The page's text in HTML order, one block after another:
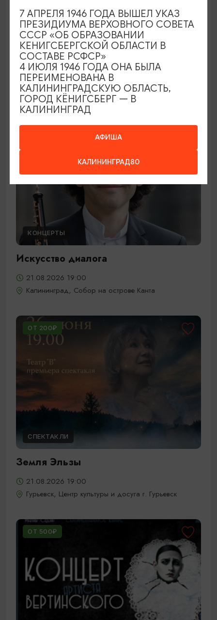
ВЫСТАВКИ
Солнечное притяжение
21.08.2026 - 20.09.2026
Калининград, Музей янтаря
ОТ 1000₽
КОНЦЕРТЫ
Искусство диалога
21.08.2026 19:00
Калининград, Собор на острове Канта
ОТ 200₽
СПЕКТАКЛИ
Земля Эльзы
21.08.2026 19:00
Гурьевск, Центр культуры и досуга г. Гурьевск
ОТ 500₽
АФИША
КАЛИНИНГРАД80
7 АПРЕЛЯ 1946 ГОДА ВЫШЕЛ УКАЗ
ПРЕЗИДИУМА ВЕРХОВНОГО СОВЕТА
СССР «ОБ ОБРАЗОВАНИИ
КЕНИГСБЕРГСКОЙ ОБЛАСТИ В
СОСТАВЕ РСФСР»
4 ИЮЛЯ 1946 ГОДА ОНА БЫЛА
ПЕРЕИМЕНОВАНА В
КАЛИНИНГРАДСКУЮ ОБЛАСТЬ,
ГОРОД КЁНИГСБЕРГ — В
КАЛИНИНГРАД